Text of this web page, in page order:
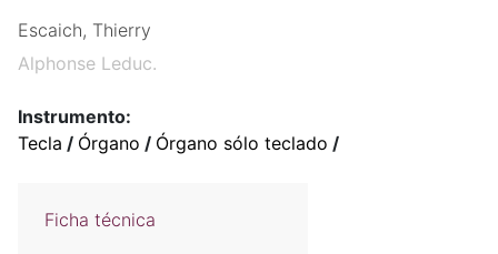
Escaich, Thierry
Alphonse Leduc.
Instrumento:
Tecla / Órgano / Órgano sólo teclado /
Ficha técnica